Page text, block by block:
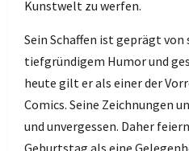
Kunstwelt zu werfen.
Sein Schaffen ist geprägt
tiefgründigem Humor und
heute gilt er als einer der
Comics. Seine Zeichnungen
und unvergessen. Daher
Geburtstag als eine